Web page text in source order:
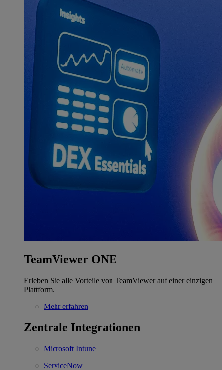
TeamViewer ONE
Erleben Sie alle Vorteile von TeamViewer auf einer einzigen
Plattform.
Mehr erfahren
Zentrale Integrationen
Microsoft Intune
ServiceNow